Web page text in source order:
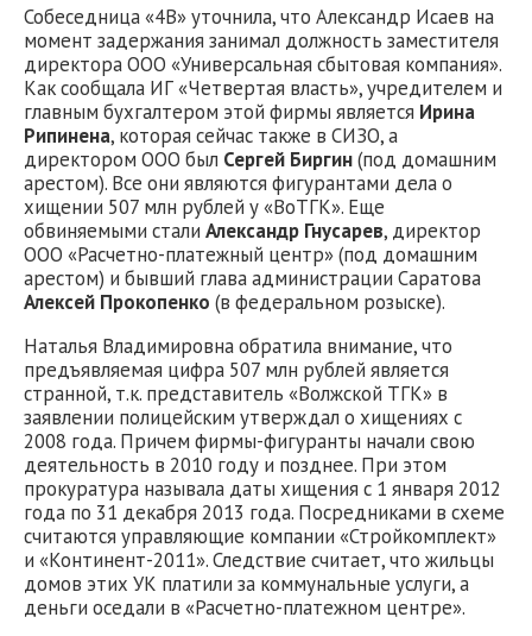
Собеседница «4В» уточнила, что Александр Исаев на
момент задержания занимал должность заместителя
директора ООО «Универсальная сбытовая компания».
Как сообщала ИГ «Четвертая власть», учредителем и
главным бухгалтером этой фирмы является Ирина
Рипинена, которая сейчас также в СИЗО, а
директором ООО был Сергей Биргин(под домашним
арестом). Все они являются фигурантами дела о
хищении 507 млн рублей у «ВоТГК». Еще
обвиняемыми стали Александр Гнусарев, директор
ООО «Расчетно-платежный центр» (под домашним
арестом) и бывший глава администрации Саратова
Алексей Прокопенко (в федеральном розыске).
Наталья Владимировна обратила внимание, что
предъявляемая цифра 507 млн рублей является
странной, т.к. представитель «Волжской ТГК» в
заявлении полицейским утверждал о хищениях с
2008 года. Причем фирмы-фигуранты начали свою
деятельность в 2010 году и позднее. При этом
прокуратура называла даты хищения с 1 января 2012
года по 31 декабря 2013 года. Посредниками в схеме
считаются управляющие компании «Стройкомплект»
и «Континент-2011». Следствие считает, что жильцы
домов этих УК платили за коммунальные услуги, а
деньги оседали в «Расчетно-платежном центре».